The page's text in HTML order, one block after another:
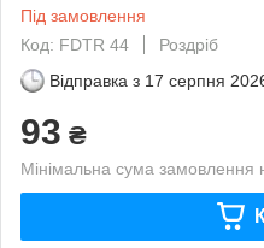
Під замовлення
Код: FDTR 44
Роздріб
Відправка з 17 серпня
93 ₴
Мінімальна сума замовлення